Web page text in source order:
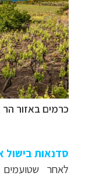
כרמים באזור הר
סדנאות בישול
לאחר שטועמים